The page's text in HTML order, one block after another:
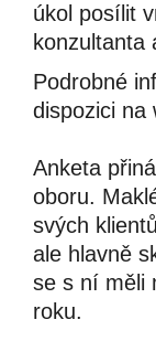
úkol posílit
konzultanta
Podrobné
dispozici na
Anketa
oboru.
svých
ale hlavně
se s ní měli
roku.